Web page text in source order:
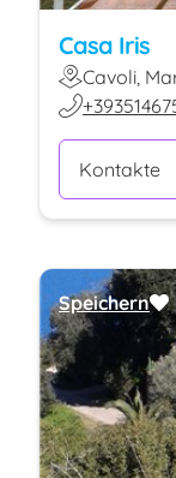
Casa Iris
Cavoli,
Kontakte
Speichern